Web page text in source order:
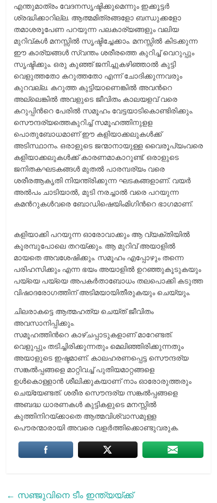
എന്തുമാത്രം വേദനസൃഷ്ടിക്കുമെന്നും ഇക്കൂട്ടര്‍
ശ്രദ്ധിക്കാറില്ല. ആത്മമിത്രങ്ങളോ ബന്ധുക്കളോ
തമാശരൂപേണ പറയുന്ന പലകാര്യങ്ങളും വലിയ
മുറിവ്കള്‍ മനസ്സില്‍ സൃഷ്ടിച്ചേക്കാം. മനസ്സില്‍ കിടക്കുന്ന
ഈ കാര്യങ്ങള്‍ സ്വന്തം ശരീരത്തെ കുറിച്ച് വെറുപ്പും
സൃഷ്ടിക്കും. ഒരു കുഞ്ഞ് ജനിച്ചുകഴിഞ്ഞാല്‍ കുട്ടി
വെളുത്തതോ കറുത്തതോ എന്ന് ചോദിക്കുന്നവരും
കുറവല്ല. കറുത്ത കുട്ടിയാണെങ്കില്‍ അവന്‍റെ
അല്ലെങ്കില്‍ അവളുടെ ജീവിതം കാലയളവ് വരെ
കറുപ്പിന്‍റെ പേരില്‍ സമൂഹം വേട്ടയാടികൊണ്ടിരിക്കും.
സൌന്ദര്യത്തെകുറിച്ച് സമൂഹത്തിനുളള
പൊതുബോധമാണ് ഈ കളിയാക്കലുകള്‍ക്ക്
അടിസ്ഥാനം. ഒരാളുടെ ജന്മാനായുള്ള വൈരൂപ്യംവരെ
കളിയാക്കലുകള്‍ക്ക് കാരണമാകാറുണ്ട്. ഒരാളുടെ
ജനിതകഘടകങ്ങള്‍ മുതല്‍ പാരമ്പര്യം വരെ
ശരീരആകൃതി നിയന്ത്രിക്കുന്ന ഘടകങ്ങളാണ്. വയര്‍
അല്‍പം ചാടിയാല്‍, മുടി നരച്ചാല്‍ വരെ പറയുന്ന
കമന്‍റുകള്‍വരെ ബോഡിഷെയിംമിഗിന്‍റെ ഭാഗമാണ്.
കളിയാക്കി പറയുന്ന ഓരോവാക്കും ആ വ്യക്തിയില്‍
കൂരമ്പുപോലെ തറയ്ക്കും. ആ മുറിവ് അയാളില്‍
മായതെ അവശേഷിക്കും. സമൂഹം എപ്പോഴും തന്നെ
പരിഹസിക്കും എന്ന ഭയം അയാളില്‍ ഉറഞ്ഞുകൂടുകയും
പയ്യെ പയ്യെ അപകര്‍താബോധം തലപൊക്കി കടുത്ത
വിഷാദരോഗത്തിന് അടിമയായിതീരുകയും ചെയ്യും.
ചിലരാകട്ടെ ആത്മഹത്യ ചെയ്ത് ജീവിതം
അവസാനിപ്പിക്കും.
സമൂഹത്തിന്‍റെ കാഴ്ചപ്പാടുകളാണ് മാറേണ്ടത്.
വെളുപ്പും തടിച്ചിരിക്കുന്നതും മെലിഞ്ഞിരിക്കുന്നതും
അയാളുടെ ഇഷ്ടമാണ്. കാലഹരണപ്പെട്ട സൌന്ദര്യ
സങ്കല്‍പ്പങ്ങളെ മാറ്റിവച്ച് പുതിയമാറ്റങ്ങളെ
ഉള്‍കൊള്ളാന്‍ ശീലിക്കുകയാണ് നാം ഓരോരുത്തരും
ചെയ്യേണ്ടത്. ശരീര സൌന്ദര്യ സങ്കല്‍പ്പങ്ങളെ
അബദ്ധ ധാരണകള്‍ കുട്ടികളുടെ മനസ്സില്‍
കുത്തിനിറയ്ക്കാതെ ആത്മവിശ്വാസമുള്ള
പൌരന്മാരായി അവരെ വളര്‍ത്തിക്കൊണ്ടുവരുക.
← സഞ്ജുവിനെ ടീം ഇന്ത്യയ്ക്ക്